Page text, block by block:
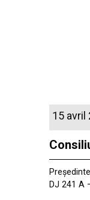
15 avril
DJ 241 A